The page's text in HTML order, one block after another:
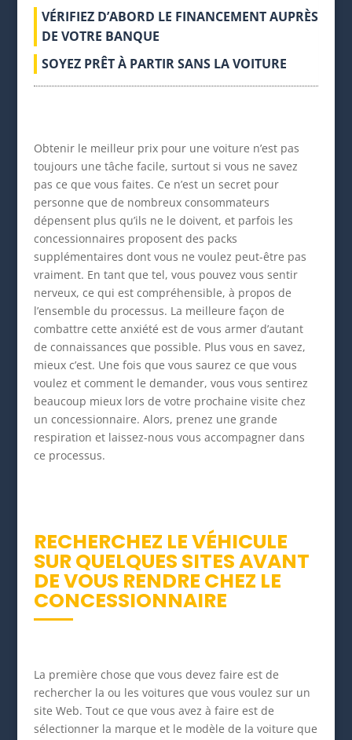
VÉRIFIEZ D’ABORD LE FINANCEMENT AUPRÈS
DE VOTRE BANQUE
SOYEZ PRÊT À PARTIR SANS LA VOITURE
Obtenir le meilleur prix pour une voiture n’est pas
toujours une tâche facile, surtout si vous ne savez
pas ce que vous faites. Ce n’est un secret pour
personne que de nombreux consommateurs
dépensent plus qu’ils ne le doivent, et parfois les
concessionnaires proposent des packs
supplémentaires dont vous ne voulez peut-être pas
vraiment. En tant que tel, vous pouvez vous sentir
nerveux, ce qui est compréhensible, à propos de
l’ensemble du processus. La meilleure façon de
combattre cette anxiété est de vous armer d’autant
de connaissances que possible. Plus vous en savez,
mieux c’est. Une fois que vous saurez ce que vous
voulez et comment le demander, vous vous sentirez
beaucoup mieux lors de votre prochaine visite chez
un concessionnaire. Alors, prenez une grande
respiration et laissez-nous vous accompagner dans
ce processus.
RECHERCHEZ LE VÉHICULE
SUR QUELQUES SITES AVANT
DE VOUS RENDRE CHEZ LE
CONCESSIONNAIRE
La première chose que vous devez faire est de
rechercher la ou les voitures que vous voulez sur un
site Web. Tout ce que vous avez à faire est de
sélectionner la marque et le modèle de la voiture que